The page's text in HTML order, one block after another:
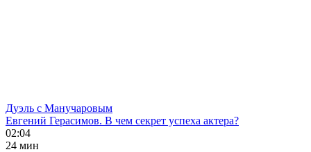
Дуэль с Манучаровым
Евгений Герасимов. В чем секрет успеха актера?
02:04
24 мин